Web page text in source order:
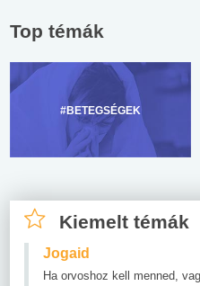
Top témák
#BETEGSÉGEK
Kiemelt témák
Jogaid
Ha orvoshoz kell menned,